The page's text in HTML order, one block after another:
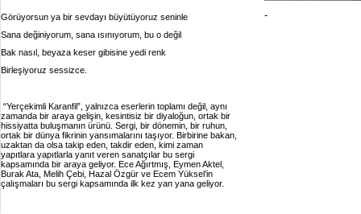
Görüyorsun ya bir sevdayı büyütüyoruz seninle
Sana değiniyorum, sana ısınıyorum, bu o değil
Bak nasıl, beyaza keser gibisine yedi renk
Birleşiyoruz sessizce.
“Yerçekimli Karanfil”, yalnızca eserlerin toplamı değil, aynı
zamanda bir araya gelişin, kesintisiz bir diyaloğun, ortak bir
hissiyatta buluşmanın ürünü. Sergi, bir dönemin, bir ruhun,
ortak bir dünya fikrinin yansımalarını taşıyor. Birbirine bakan,
uzaktan da olsa takip eden, takdir eden, kimi zaman
yapıtlara yapıtlarla yanıt veren sanatçılar bu sergi
kapsamında bir araya geliyor. Ece Ağırtmış, Eymen Aktel,
Burak Ata, Melih Çebi, Hazal Özgür ve Ecem Yüksel’in
çalışmaları bu sergi kapsamında ilk kez yan yana geliyor.
-